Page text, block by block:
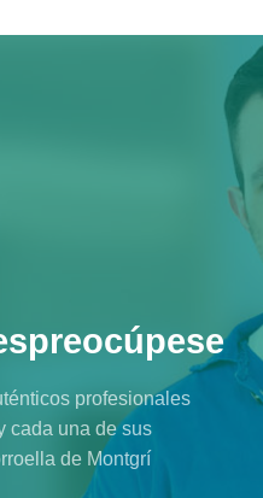
profesionales
cada una de sus
de Montgrí